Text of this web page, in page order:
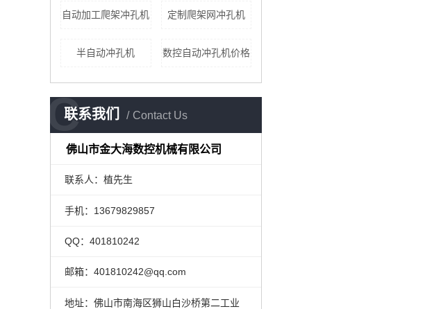
自动加工爬架冲孔机 定制爬架网冲孔机
半自动冲孔机 数控自动冲孔机价格
联系我们 Contact Us
C
佛山市金大海数控机械有限公司
联系人：植先生
手机：13679829857
QQ：401810242
邮箱：401810242@qq.com
地址：佛山市南海区狮山白沙桥第二工业